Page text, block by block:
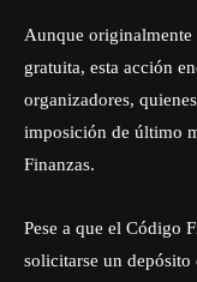
Aunque originalmente
gratuita, esta acción
organizadores,
imposición de último
Finanzas.
Pese a que el Código
solicitarse un